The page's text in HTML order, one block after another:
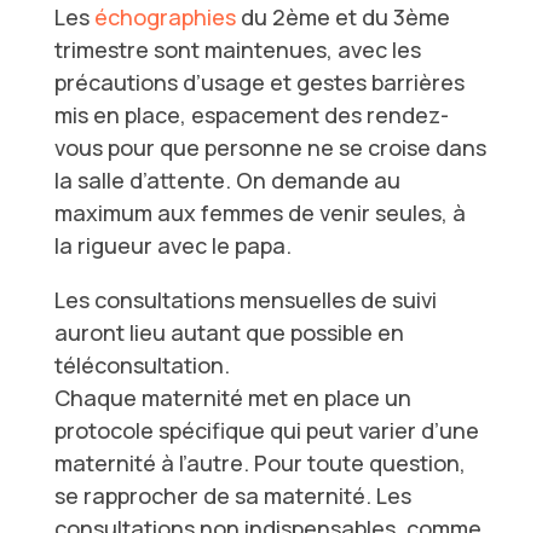
Les échographiesdu 2ème et du 3ème
trimestre sont maintenues, avec les
précautions d’usage et gestes barrières
mis en place, espacement des rendez-
vous pour que personne ne se croise dans
la salle d’attente. On demande au
maximum aux femmes de venir seules, à
la rigueur avec le papa.
Les consultations mensuelles de suivi
auront lieu autant que possible en
téléconsultation.
Chaque maternité met en place un
protocole spécifique qui peut varier d’une
maternité à l’autre. Pour toute question,
se rapprocher de sa maternité. Les